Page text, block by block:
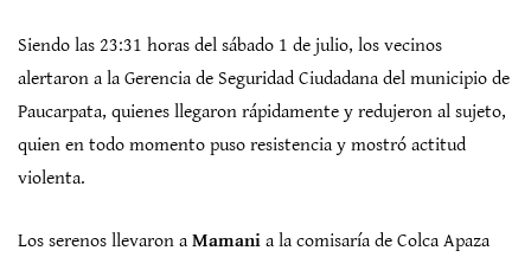
Siendo las 23:31 horas del sábado 1 de julio, los vecinos
alertaron a la Gerencia de Seguridad Ciudadana del municipio de
Paucarpata, quienes llegaron rápidamente y redujeron al sujeto,
quien en todo momento puso resistencia y mostró actitud
violenta.
Los serenos llevaron a Mamani a la comisaría de Colca Apaza